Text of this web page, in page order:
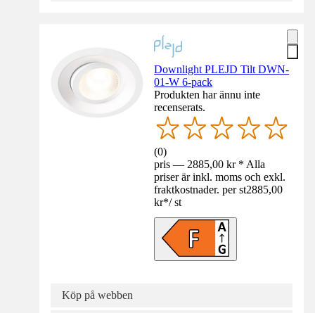
Downlight PLEJD Tilt DWN-
01-W 6-pack
Produkten har ännu inte
recenserats.
(0)
pris — 2885,00 kr * Alla
priser är inkl. moms och exkl.
fraktkostnader. per st2885,00
kr*/ st
Köp på webben